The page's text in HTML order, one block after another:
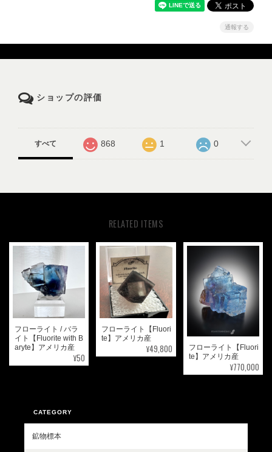
通報する
ショップの評価
すべて 868 1 0
RELATED ITEMS
フローライト / バラ
イト【Fluorite with B
aryte】アメリカ産
¥50
フローライト【Fluori
te】アメリカ産
¥49,800
フローライト【Fluori
te】アメリカ産
¥770,000
CATEGORY
鉱物標本